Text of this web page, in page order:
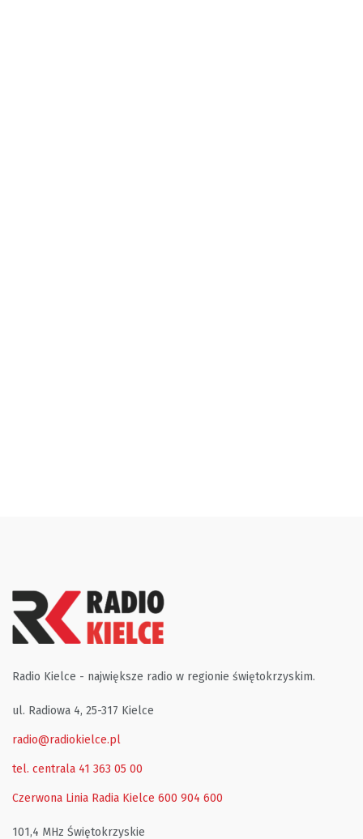
Radio Kielce - największe radio w regionie świętokrzyskim.
ul. Radiowa 4, 25-317 Kielce
radio@radiokielce.pl
tel. centrala 41 363 05 00
Czerwona Linia Radia Kielce 600 904 600
101,4 MHz Świętokrzyskie